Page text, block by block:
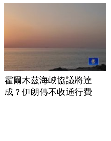
霍爾木茲海峽協議將達
成？伊朗傳不收通行費